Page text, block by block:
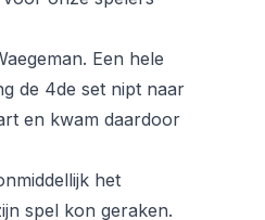
Een hele
de 4de set nipt naar
en kwam daardoor
het
spel kon geraken.